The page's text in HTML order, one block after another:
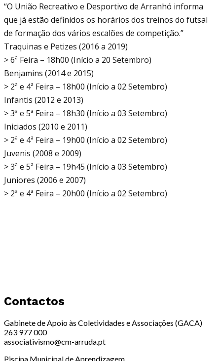
“O União Recreativo e Desportivo de Arranhó informa
que já estão definidos os horários dos treinos do futsal
de formação dos vários escalões de competição.”
Traquinas e Petizes (2016 a 2019)
> 6ª Feira – 18h00 (Início a 20 Setembro)
Benjamins (2014 e 2015)
> 2ª e 4ª Feira – 18h00 (Início a 02 Setembro)
Infantis (2012 e 2013)
> 3ª e 5ª Feira – 18h30 (Início a 03 Setembro)
Iniciados (2010 e 2011)
> 2ª e 4ª Feira – 19h00 (Início a 02 Setembro)
Juvenis (2008 e 2009)
> 3ª e 5ª Feira – 19h45 (Início a 03 Setembro)
Juniores (2006 e 2007)
> 2ª e 4ª Feira – 20h00 (Início a 02 Setembro)
Contactos
Gabinete de Apoio às Coletividades e Associações (GACA)
263 977 000
associativismo@cm-arruda.pt
Piscina Municipal de Aprendizagem